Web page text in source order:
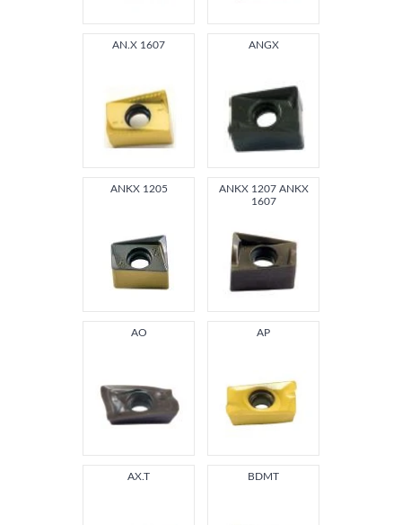
AN.X 1607 ANGX
ANKX 1205
ANKX 1207 ANKX
1607
AO AP
AX.T BDMT